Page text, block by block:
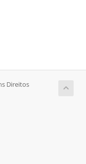
Direitos